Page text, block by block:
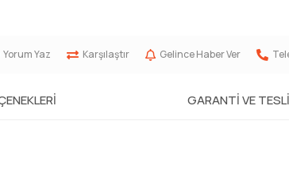
Yorum Yaz Karşılaştır Gelince Haber Ver
GARANTI VE